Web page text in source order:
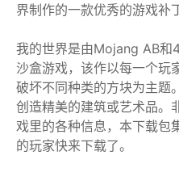
界制作的一款优秀的游戏补
我的世界是由Mojang AB
沙盒游戏，该作以每一个玩
破坏不同种类的方块为主题
创造精美的建筑或艺术品。
戏里的各种信息，本下载包
的玩家快来下载了。